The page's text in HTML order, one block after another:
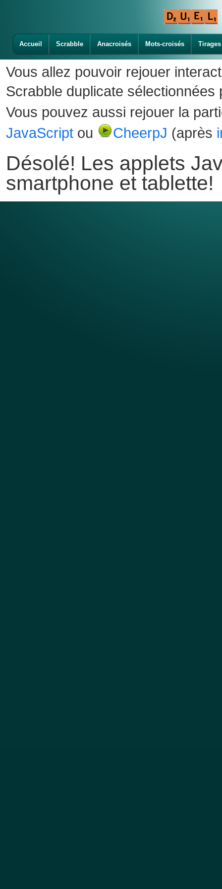
Accueil Scrabble Anacroisés Mots-croisés Tirages
Vous allez pouvoir rejouer
Scrabble duplicate sélectionnées
Vous pouvez aussi rejouer la
JavaScript ou CheerpJ (après
Désolé! Les applets
smartphone et tablette!